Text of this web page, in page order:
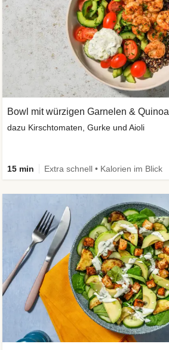
Bowl mit würzigen Garnelen & Quinoa
dazu Kirschtomaten, Gurke und Aioli
15 min Extra schnell • Kalorien im Blick